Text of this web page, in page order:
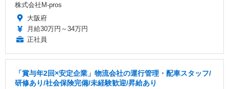
株式会社M-pros
大阪府
月給30万円～34万円
正社員
「賞与年2回×安定企業」物流会社の運行管理・配車スタッフ/
研修あり/社会保険完備/未経験歓迎/昇給あり